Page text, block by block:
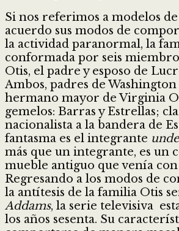
Si nos referimos a modelos
acuerdo sus modos de
la actividad paranormal, la
conformada por seis
Otis, el padre y esposo de
Ambos, padres de
hermano mayor de Virginia
gemelos: Barras y Estrellas;
nacionalista a la bandera de
fantasma es el integrante
más que un integrante, es un
mueble antiguo que venía con
Regresando a los modos de
la antítesis de la familia Otis
Addams, la serie televisiva
los años sesenta. Su